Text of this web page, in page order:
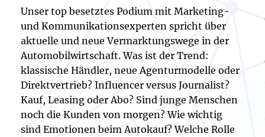
Unser top besetztes Podium mit Marketing-
und Kommunikationsexperten spricht über
aktuelle und neue Vermarktungswege in der
Automobilwirtschaft. Was ist der Trend:
klassische Händler, neue Agenturmodelle oder
Direktvertrieb? Influencer versus Journalist?
Kauf, Leasing oder Abo? Sind junge Menschen
noch die Kunden von morgen? Wie wichtig
sind Emotionen beim Autokauf? Welche Rolle